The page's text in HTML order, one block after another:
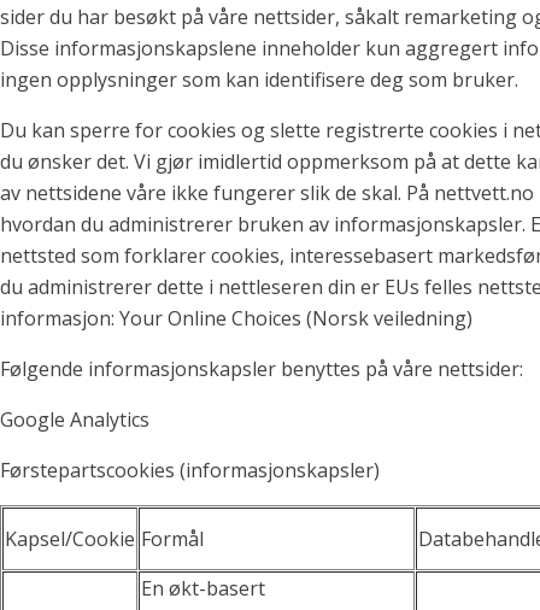
sider du har besøkt på våre nettsider, såkalt remarketing
Disse informasjonskapslene inneholder kun aggregert
ingen opplysninger som kan identifisere deg som bruker.
Du kan sperre for cookies og slette registrerte cookies i
du ønsker det. Vi gjør imidlertid oppmerksom på at dette
av nettsidene våre ikke fungerer slik de skal. På nettvett.no
hvordan du administrerer bruken av informasjonskapsler.
nettsted som forklarer cookies, interessebasert
du administrerer dette i nettleseren din er EUs felles
informasjon: Your Online Choices (Norsk veiledning)
Følgende informasjonskapsler benyttes på våre nettsider:
Google Analytics
Førstepartscookies (informasjonskapsler)
Kapsel/Cookie Formål
En økt-basert